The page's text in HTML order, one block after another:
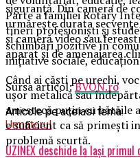
Parte a familiei Rotary
tineri profesioniști și
schimbări pozitive în
inițiative sociale,
Sursa articol:BVON.ro
Articole pe aceiasi tema:
Urmatorul
UZINEX deschide la Iași
siguranță. Din camera de
urmărește durata
și cameră video sau
aparat și de amenajarea
Când ai căști pe urechi,
ușor metalică sau
amestecă puțin cu bătăile
e suficient ca să primești
problemă scurtă.